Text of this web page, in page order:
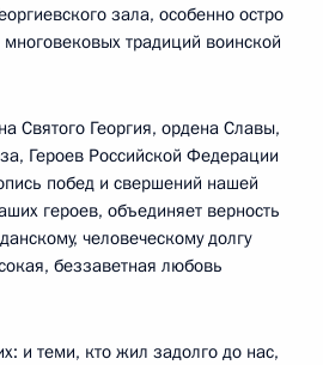
зала, особенно остро
традиций воинской
Святого Георгия, ордена Славы,
Героев Российской Федерации
побед и свершений нашей
героев, объединяет верность
человеческому долгу
беззаветная любовь
и теми, кто жил задолго до нас,